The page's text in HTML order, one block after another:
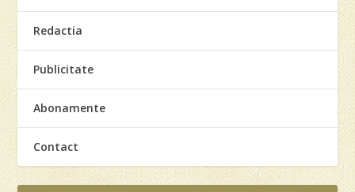
Redactia
Publicitate
Abonamente
Contact